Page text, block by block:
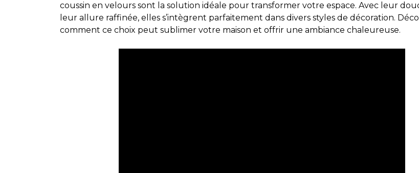
coussin en velours sont la solution idéale pour transformer votre espace. Avec leur
leur allure raffinée, elles s’intègrent parfaitement dans divers styles de décoration.
comment ce choix peut sublimer votre maison et offrir une ambiance chaleureuse.